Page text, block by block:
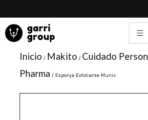
contenido
Inicio / Makito / Cuidado
Pharma / Esponja Exfoliante Munix